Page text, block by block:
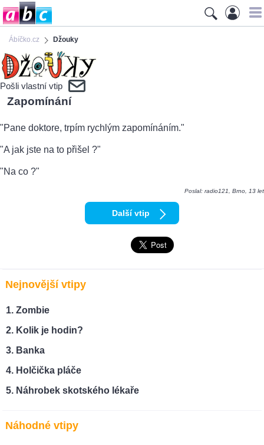
Ábíčko.cz Džouky
Pošli vlastní vtip
Zapomínání
"Pane doktore, trpím rychlým zapomínáním."
"A jak jste na to přišel ?"
"Na co ?"
Poslal: radio121, Brno, 13 let
Další vtip
Nejnovější vtipy
Zombie
Kolik je hodin?
Banka
Holčička pláče
Náhrobek skotského lékaře
Náhodné vtipy